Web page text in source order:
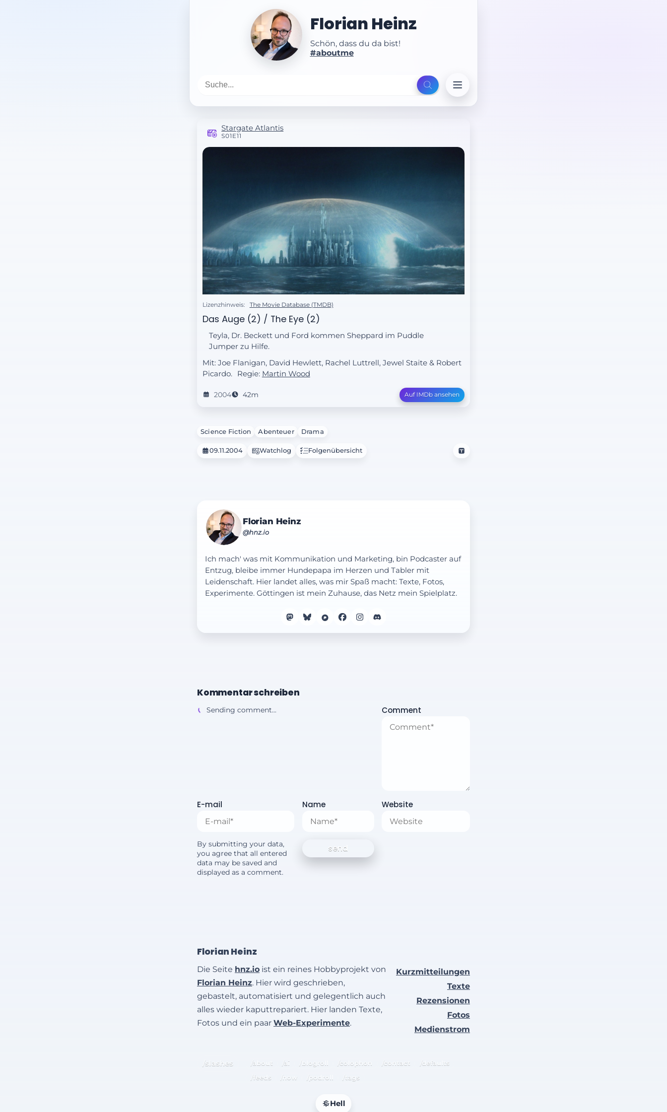
Florian Heinz
Schön, dass du da bist!
#aboutme
Stargate Atlantis
S01E11
Lizenzhinweis: The Movie Database (TMDB)
Das Auge (2) / The Eye (2)
Teyla, Dr. Beckett und Ford kommen Sheppard im Puddle
Jumper zu Hilfe.
Mit: Joe Flanigan, David Hewlett, Rachel Luttrell, Jewel Staite & Robert
Picardo.
Regie: Martin Wood
2004 42m Auf IMDb ansehen
Science Fiction Abenteuer Drama
09.11.2004 Watchlog Folgenübersicht
Florian Heinz
@hnz.io
Ich mach' was mit Kommunikation und Marketing, bin Podcaster auf
Entzug, bleibe immer Hundepapa im Herzen und Tabler mit
Leidenschaft. Hier landet alles, was mir Spaß macht: Texte, Fotos,
Experimente. Göttingen ist mein Zuhause, das Netz mein Spielplatz.
Kommentar schreiben
Sending comment... Comment
E-mail Name Website
By submitting your data,
you agree that all entered
data may be saved and
displayed as a comment.
Florian Heinz
Die Seite hnz.io ist ein reines Hobbyprojekt von
Florian Heinz. Hier wird geschrieben,
gebastelt, automatisiert und gelegentlich auch
alles wieder kaputtrepariert. Hier landen Texte,
Fotos und ein paar Web-Experimente.
Kurzmitteilungen
Texte
Rezensionen
Fotos
Medienstrom
/slashes /about /ai /blogroll /colophon /contact
/defaults
/feeds
/now /podroll /tags
Hell